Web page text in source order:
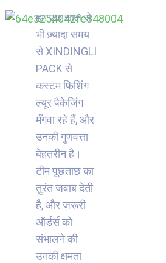
हम एक साल से
भी ज़्यादा समय
से XINDINGLI
PACK से
कस्टम फिशिंग
ल्यूर पैकेजिंग
मँगवा रहे हैं, और
उनकी गुणवत्ता
बेहतरीन है।
टीम पूछताछ का
तुरंत जवाब देती
है, और ज़रूरी
ऑर्डर्स को
संभालने की
उनकी क्षमता